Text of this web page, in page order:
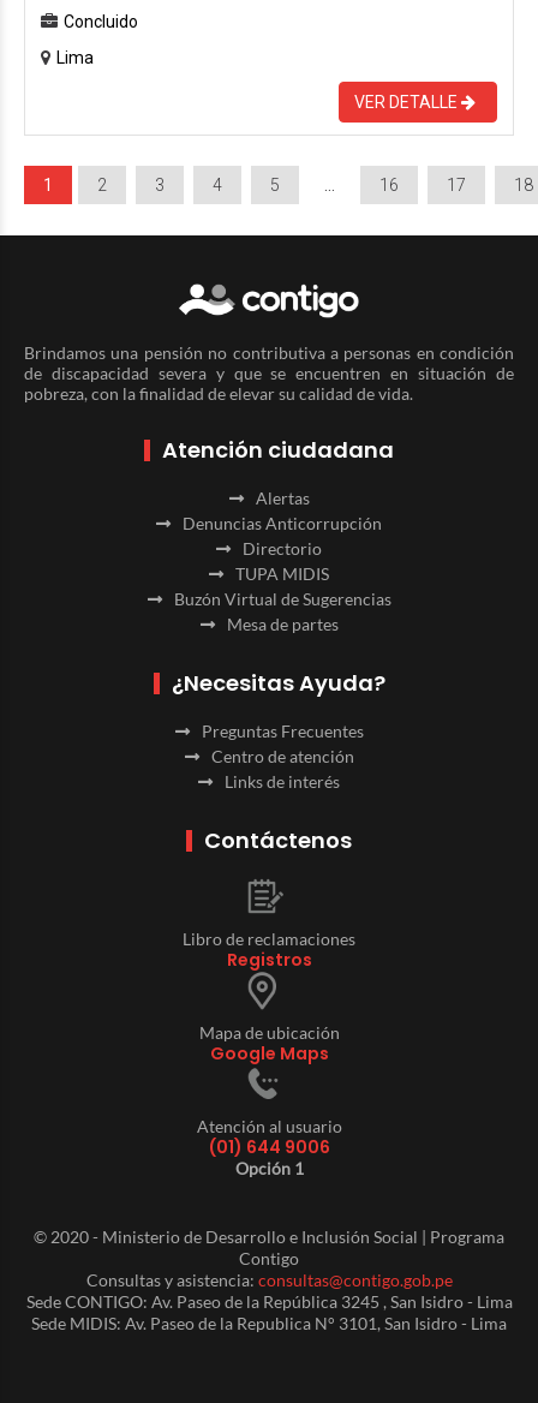
Concluido
Lima
VER DETALLE
1 2 3 4 5 16 17 18
Brindamos una pensión no contributiva a personas en condición
de discapacidad severa y que se encuentren en situación de
pobreza, con la finalidad de elevar su calidad de vida.
Atención ciudadana
Alertas
Denuncias Anticorrupción
Directorio
TUPA MIDIS
Buzón Virtual de Sugerencias
Mesa de partes
¿Necesitas Ayuda?
Preguntas Frecuentes
Centro de atención
Links de interés
Contáctenos
Libro de reclamaciones
Registros
Mapa de ubicación
Google Maps
Atención al usuario
(01) 644 9006
Opción 1
© 2020 - Ministerio de Desarrollo e Inclusión Social | Programa
Contigo
Consultas y asistencia: consultas@contigo.gob.pe
Sede CONTIGO: Av. Paseo de la República 3245 , San Isidro - Lima
Sede MIDIS: Av. Paseo de la Republica N° 3101, San Isidro - Lima